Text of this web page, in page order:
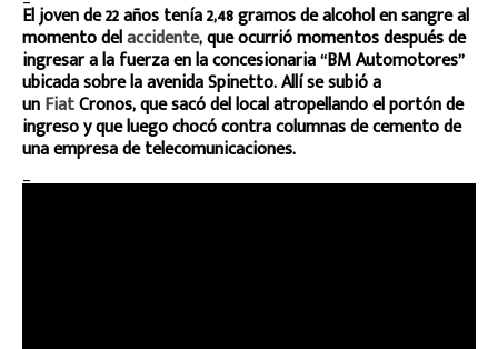
El joven de 22 años tenía 2,48 gramos de alcohol en sangre al
momento delaccidente, que ocurrió momentos después de
ingresar a la fuerza en la concesionaria “BM Automotores”
ubicada sobre la avenida Spinetto. Allíse subió a
unFiatCronos, que sacó del local atropellando el portón de
ingreso y que luego chocó contra columnas de cemento de
una empresa de telecomunicaciones.